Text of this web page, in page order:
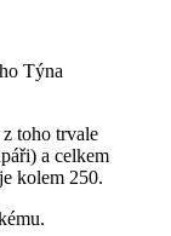
Týna
toho trvale
a celkem
kolem 250.